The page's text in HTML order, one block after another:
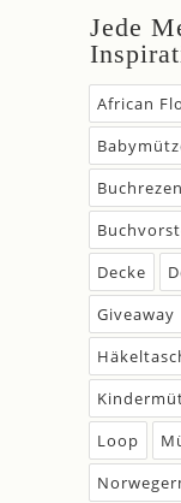
Jede
African
Decke
Giveaway
Loop